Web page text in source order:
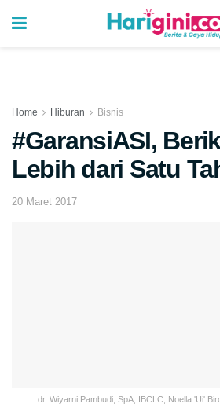
Home Hiburan Bisnis
#GaransiASI,
Lebih dari Satu
20 Maret 2017
dr. Wiyarni Pambudi, SpA, IBCLC, Noella 'Ui'